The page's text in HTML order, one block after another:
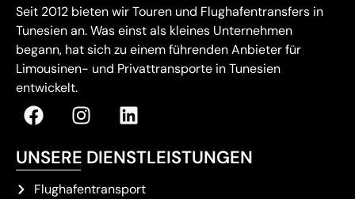
Seit 2012 bieten wir Touren und Flughafentransfers in
Tunesien an. Was einst als kleines Unternehmen
begann, hat sich zu einem führenden Anbieter für
Limousinen- und Privattransporte in Tunesien
entwickelt.
UNSERE DIENSTLEISTUNGEN
Flughafentransport